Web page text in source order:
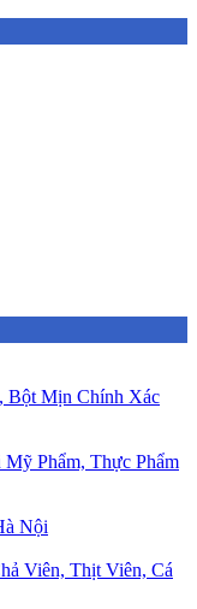
Bột Mịn Chính Xác
Phẩm, Thực Phẩm
Nội
Viên, Thịt Viên, Cá